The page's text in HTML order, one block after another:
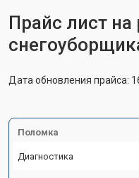
Прайс лист
Дата обновления прайса:
Поломка
Диагностика